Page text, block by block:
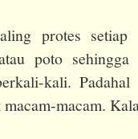
protes
poto sehingga
kali.
macam-macam.